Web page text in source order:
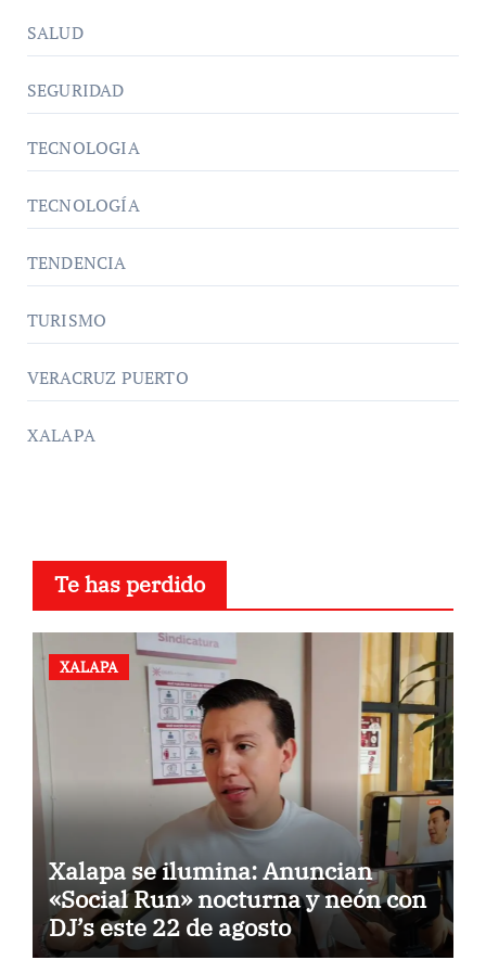
SALUD
SEGURIDAD
TECNOLOGIA
TECNOLOGÍA
TENDENCIA
TURISMO
VERACRUZ PUERTO
XALAPA
Te has perdido
XALAPA
Xalapa se ilumina: Anuncian
«Social Run» nocturna y neón con
DJ’s este 22 de agosto